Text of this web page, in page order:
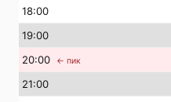
18:00
19:00
20:00 ← пик
21:00